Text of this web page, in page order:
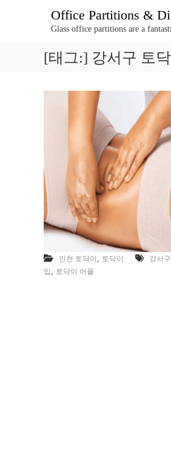
Office Partitions &
Glass office partitions are a
[태그:] 강서구 토닥
인천 토닥이 토닥이 강서
입
토닥이 어플